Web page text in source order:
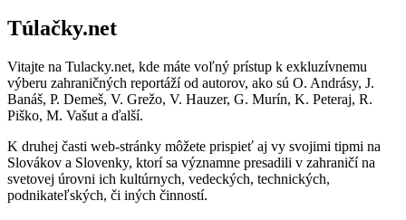
Túlačky.net
Vitajte na Tulacky.net, kde máte voľný prístup k exkluzívnemu
výberu zahraničných reportáží od autorov, ako sú O. Andrásy, J.
Banáš, P. Demeš, V. Grežo, V. Hauzer, G. Murín, K. Peteraj, R.
Piško, M. Vašut a ďalší.
K druhej časti web-stránky môžete prispieť aj vy svojimi tipmi na
Slovákov a Slovenky, ktorí sa významne presadili v zahraničí na
svetovej úrovni ich kultúrnych, vedeckých, technických,
podnikateľských, či iných činností.